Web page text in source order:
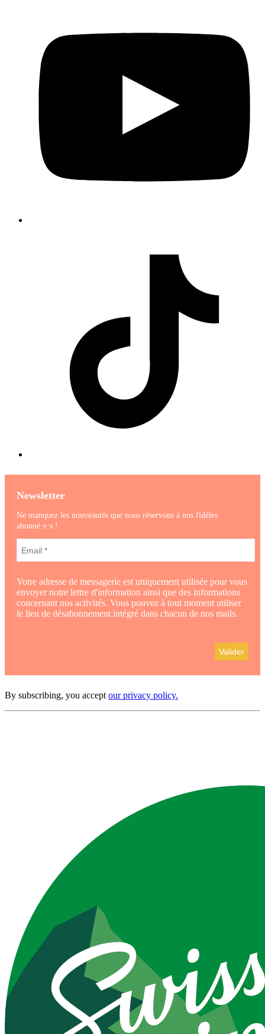
Newsletter
Ne manquez les nouveautés que nous réservons à nos fidèles
abonné·e·s !
Votre adresse de messagerie est uniquement utilisée pour vous
envoyer notre lettre d'information ainsi que des informations
concernant nos activités. Vous pouvez à tout moment utiliser
le lien de désabonnement intégré dans chacun de nos mails.
By subscribing, you acceptour privacy policy.